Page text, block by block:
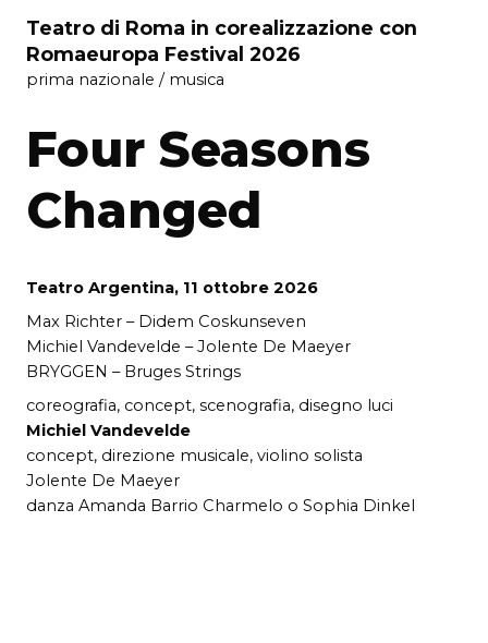
Teatro di Roma in corealizzazione con
Romaeuropa Festival 2026
prima nazionale / musica
Four Seasons
Changed
Teatro Argentina, 11 ottobre 2026
Max Richter – Didem Coskunseven
Michiel Vandevelde – Jolente De Maeyer
BRYGGEN – Bruges Strings
coreografia, concept, scenografia, disegno luci
Michiel Vandevelde
concept, direzione musicale, violino solista
Jolente De Maeyer
danza Amanda Barrio Charmelo o Sophia Dinkel